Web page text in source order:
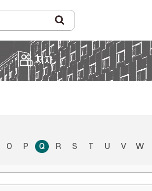
저자
O P Q R S T U V W